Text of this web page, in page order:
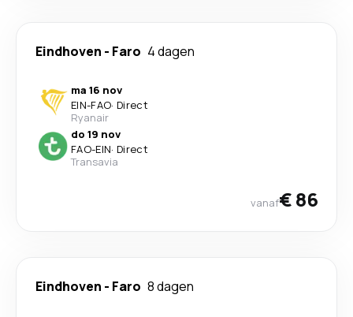
Eindhoven - Faro 4 dagen
ma 16 nov
EIN-FAO· Direct
Ryanair
do 19 nov
FAO-EIN· Direct
Transavia
vanaf€ 86
Eindhoven - Faro 8 dagen